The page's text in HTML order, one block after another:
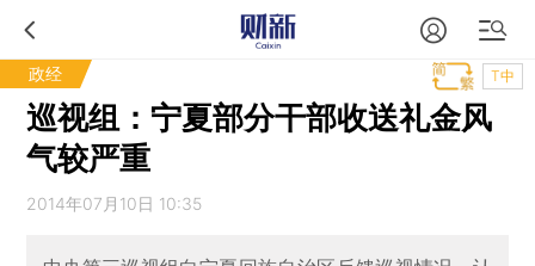
政经 T中
巡视组：宁夏部分干部收送礼金风
气较严重
2014年07月10日 10:35